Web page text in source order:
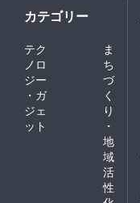
カテゴリー
テク
ノロ
ジー
・ガ
ジェ
ット
ま
ち
づ
く
り
・
地
域
活
性